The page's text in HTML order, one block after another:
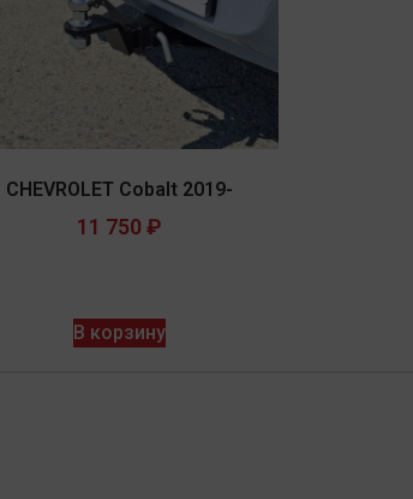
CHEVROLET Cobalt 2019-
11 750 ₽
В корзину